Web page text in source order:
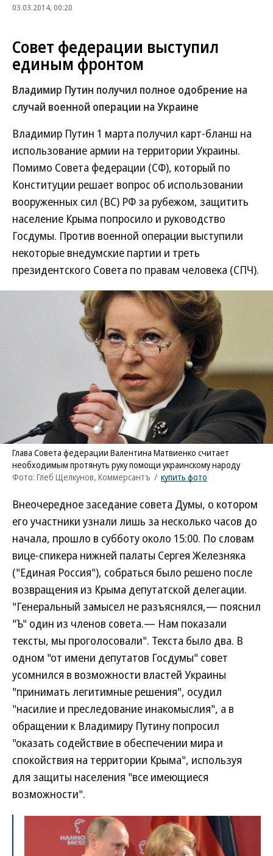
03.03.2014, 00:20
Совет федерации выступил
единым фронтом
Владимир Путин получил полное одобрение на
случай военной операции на Украине
Владимир Путин 1 марта получил карт-бланш на
использование армии на территории Украины.
Помимо Совета федерации (СФ), который по
Конституции решает вопрос об использовании
вооруженных сил (ВС) РФ за рубежом, защитить
население Крыма попросило и руководство
Госдумы. Против военной операции выступили
некоторые внедумские партии и треть
президентского Совета по правам человека (СПЧ).
Глава Совета федерации Валентина Матвиенко считает
необходимым протянуть руку помощи украинскому народу
Фото: Глеб Щелкунов, Коммерсантъ / купить фото
Внеочередное заседание совета Думы, о котором
его участники узнали лишь за несколько часов до
начала, прошло в субботу около 15:00. По словам
вице-спикера нижней палаты Сергея Железняка
("Единая Россия"), собраться было решено после
возвращения из Крыма депутатской делегации.
"Генеральный замысел не разъяснялся,— пояснил
"Ъ" один из членов совета.— Нам показали
тексты, мы проголосовали". Текста было два. В
одном "от имени депутатов Госдумы" совет
усомнился в возможности властей Украины
"принимать легитимные решения", осудил
"насилие и преследование инакомыслия", а в
обращении к Владимиру Путину попросил
"оказать содействие в обеспечении мира и
спокойствия на территории Крыма", используя
для защиты населения "все имеющиеся
возможности".